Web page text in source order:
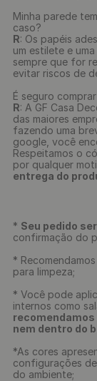
Minha parede
caso?
R: Os papéis
um estilete e
sempre que for
evitar riscos de
É seguro
R: A GF Casa
das maiores
fazendo uma
google, você
Respeitamos o
por qualquer
entrega do
* Seu pedido
confirmação do
*
para limpeza;
* Você pode
internos como
nem dentro do
*As cores
configurações
do ambiente;